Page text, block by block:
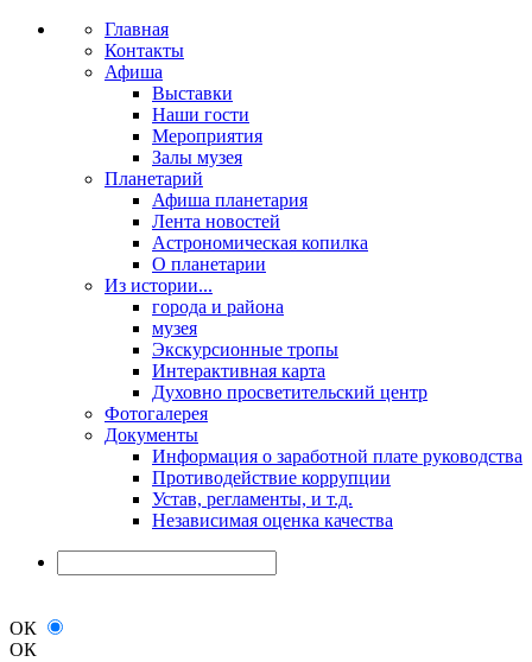
Главная
Контакты
Афиша
Выставки
Наши гости
Мероприятия
Залы музея
Планетарий
Афиша планетария
Лента новостей
Астрономическая копилка
О планетарии
Из истории...
города и района
музея
Экскурсионные тропы
Интерактивная карта
Духовно просветительский центр
Фотогалерея
Документы
Информация о заработной плате руководства
Противодействие коррупции
Устав, регламенты, и т.д.
Независимая оценка качества
ОК
ОК